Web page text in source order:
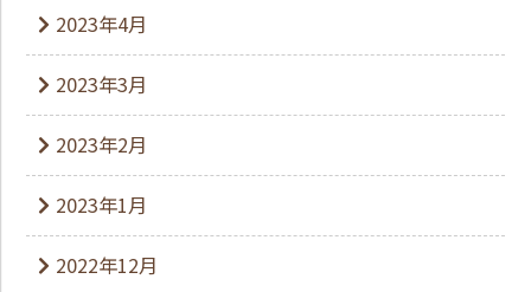
2023年4月
2023年3月
2023年2月
2023年1月
2022年12月